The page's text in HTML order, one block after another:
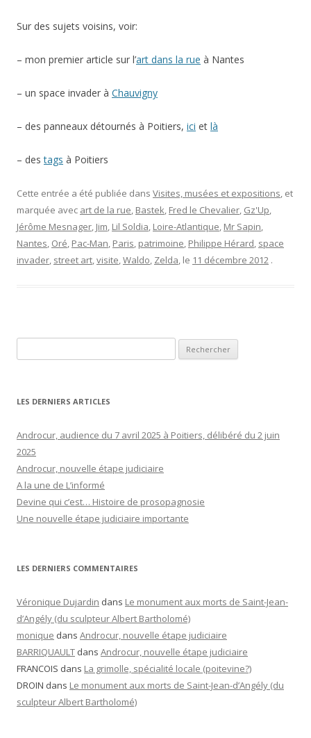
Sur des sujets voisins, voir:
– mon premier article sur l’art dans la rue à Nantes
– un space invader à Chauvigny
– des panneaux détournés à Poitiers, ici et là
– destags à Poitiers
Cette entrée a été publiée dans Visites, musées et expositions, et
marquée avec art de la rue, Bastek, Fred le Chevalier, Gz'Up,
Jérôme Mesnager, Jim, Lil Soldia, Loire-Atlantique, Mr Sapin,
Nantes, Oré, Pac-Man, Paris, patrimoine, Philippe Hérard, space
invader, street art,visite,Waldo, Zelda, le 11 décembre 2012 .
LES DERNIERS ARTICLES
Androcur, audience du 7 avril 2025 à Poitiers, délibéré du 2 juin
2025
Androcur, nouvelle étape judiciaire
A la une de L’informé
Devine qui c’est… Histoire de prosopagnosie
Une nouvelle étape judiciaire importante
LES DERNIERS COMMENTAIRES
Véronique Dujardin dans Le monument aux morts de Saint-Jean-
d’Angély (du sculpteur Albert Bartholomé)
monique dans Androcur, nouvelle étape judiciaire
BARRIQUAULT dans Androcur, nouvelle étape judiciaire
FRANCOIS dans La grimolle, spécialité locale (poitevine?)
DROIN dans Le monument aux morts de Saint-Jean-d’Angély (du
sculpteur Albert Bartholomé)